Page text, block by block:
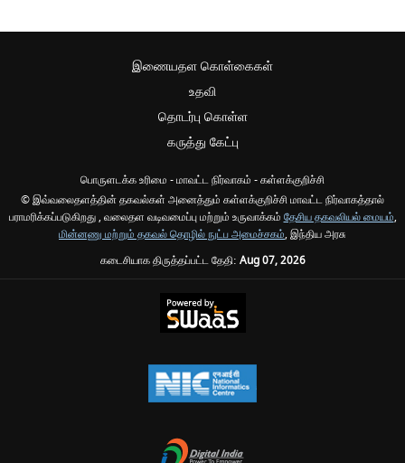
இணையதள கொள்கைகள்
உதவி
தொடர்பு கொள்ள
கருத்து கேட்பு
பொருளடக்க உரிமை - மாவட்ட நிர்வாகம் - கள்ளக்குறிச்சி
© இவ்வலைதளத்தின் தகவல்கள் அனைத்தும் கள்ளக்குறிச்சி மாவட்ட நிர்வாகத்தால்
பராமரிக்கப்படுகிறது , வலைதள வடிவமைப்பு மற்றும் உருவாக்கம் தேசிய தகவலியல் மையம்,
மின்னணு மற்றும் தகவல் தொழில் நுட்ப அமைச்சகம், இந்திய அரசு
கடைசியாக திருத்தப்பட்ட தேதி: Aug 07, 2026